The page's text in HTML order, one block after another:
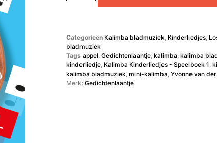
Categorieën Kalimba bladmuziek, Kinderliedjes,
bladmuziek
Tags appel, Gedichtenlaantje, kalimba, kalimba
kinderliedje, Kalimba Kinderliedjes - Speelboek 1,
kalimba bladmuziek, mini-kalimba, Yvonne van
Merk: Gedichtenlaantje